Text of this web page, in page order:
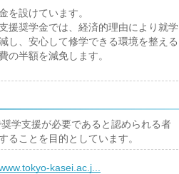
を設けています。
援奨学金では、経済的理由により就学
し、安心して修学できる環境を整える
の半額を減免します。
学支援が必要であると認められる者
ることを目的としています。
kasei.ac.j...